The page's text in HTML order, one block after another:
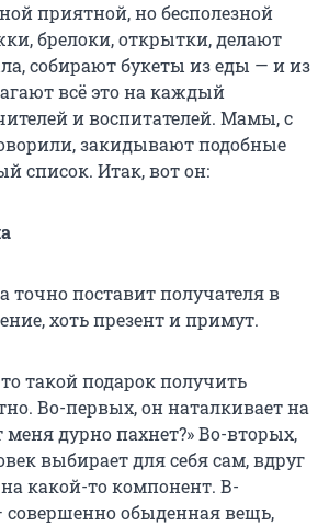
приятной, но бесполезной
брелоки, открытки, делают
собирают букеты из еды — и из
всё это на каждый
и воспитателей. Мамы, с
закидывают подобные
список. Итак, вот он:
точно поставит получателя в
хоть презент и примут.
такой подарок получить
Во-первых, он наталкивает на
меня дурно пахнет?» Во-вторых,
выбирает для себя сам, вдруг
какой-то компонент. В-
совершенно обыденная вещь,